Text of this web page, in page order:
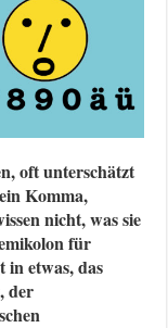
oft unterschätzt
Komma,
nicht, was sie
für
in etwas, das
der